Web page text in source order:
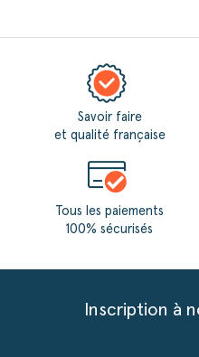
Savoir faire
et qualité française
Tous les paiements
100% sécurisés
Inscription à